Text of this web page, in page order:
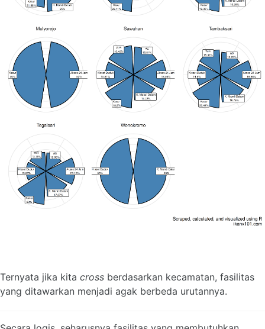
Ternyata jika kita cross berdasarkan kecamatan, fasilitas
yang ditawarkan menjadi agak berbeda urutannya.